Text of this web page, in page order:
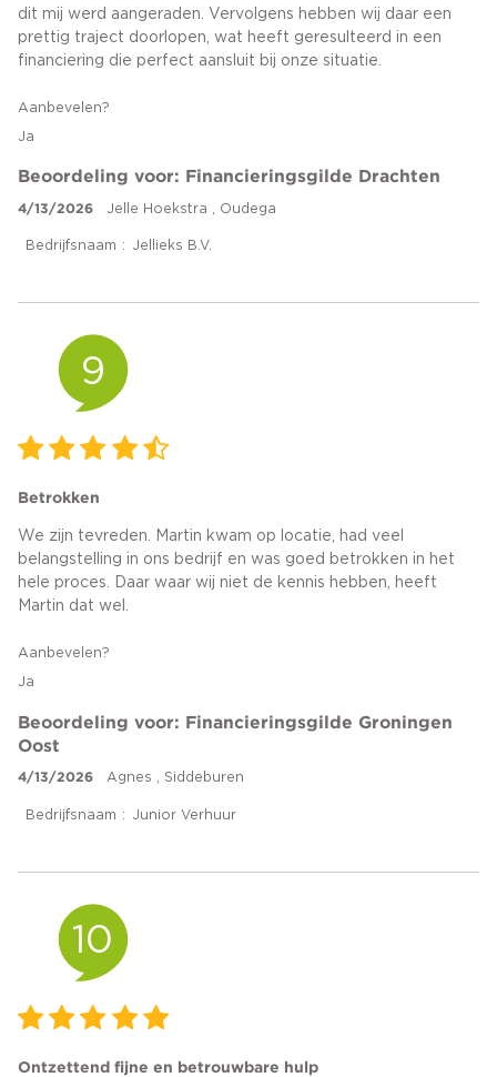
dit mij werd aangeraden. Vervolgens hebben wij daar een
prettig traject doorlopen, wat heeft geresulteerd in een
financiering die perfect aansluit bij onze situatie.
Aanbevelen?
Ja
Beoordeling voor: Financieringsgilde Drachten
4/13/2026 Jelle Hoekstra , Oudega
Bedrijfsnaam Jellieks B.V.
9
Betrokken
We zijn tevreden. Martin kwam op locatie, had veel
belangstelling in ons bedrijf en was goed betrokken in het
hele proces. Daar waar wij niet de kennis hebben, heeft
Martin dat wel.
Aanbevelen?
Ja
Beoordeling voor: Financieringsgilde Groningen
Oost
4/13/2026 Agnes , Siddeburen
Bedrijfsnaam Junior Verhuur
10
Ontzettend fijne en betrouwbare hulp